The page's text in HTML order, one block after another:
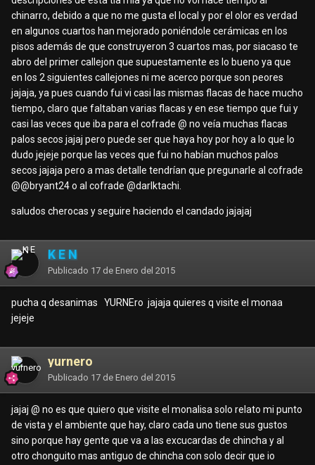
chinarro, debido a que no me gusta el local y por el olor es verdad
en algunos cuartos han mejorado poniéndole cerámicas en los
pisos además de que construyeron 3 cuartos mas, por siacaso te
abro del primer callejon que supuestamente es lo bueno ya que
en los 2 siguientes callejones ni me acerco porque son peores
jajaja, ya pues cuando fui vi casi las mismas flacas de hace mucho
tiempo, claro que faltaban varias flacas y en ese tiempo que fui y
casi las veces que iba para el cofrade @ no veía muchas flacas
palos secos jajaj pero puede ser que haya hoy por hoy a lo que lo
dudo jejeje porque las veces que fui no habían muchos palos
secos jajaja pero a mas detalle tendrían que pregunarle al cofrade
@@bryant24o al cofrade @darlktachi.
saludos cherocas y seguire haciendo el candado jajajaj
K E N
Publicado 17 de Enero del 2015
pucha q desanimas YURNEro jajaja quieres q visite el monaa
jejeje
yurnero
Publicado 17 de Enero del 2015
jajaj @ no es que quiero que visite el monalisa solo relato mi punto
de vista y el ambiente que hay, claro cada uno tiene sus gustos
sino porque hay gente que va a las excucardas de chincha y al
otro chonguito mas antiguo de chincha con solo decir que io